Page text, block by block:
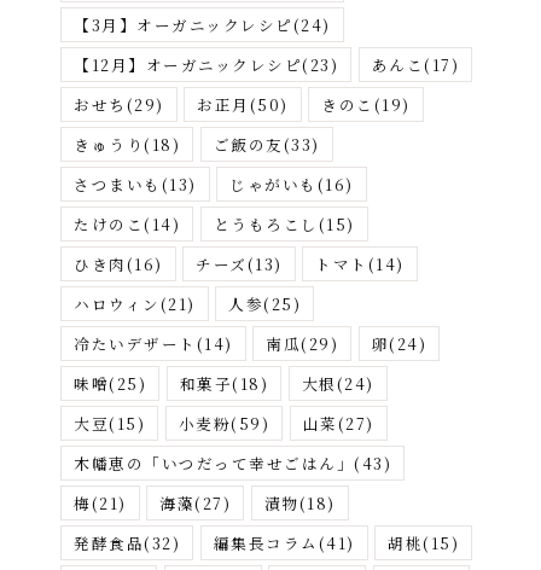
が
す
【3月】オーガニックレシピ(24)
【12月】オーガニックレシピ(23) あんこ(17)
おせち (29) お正月 (50) きのこ (19)
きゅうり (18) ご飯の友(33)
さつまいも (13) じゃがいも (16)
たけのこ(14) とうもろこし (15)
ひき肉(16) チーズ(13) トマト (14)
ハロウィン(21) 人参(25)
冷たいデザート (14) 南瓜(29) 卵(24)
味噌(25) 和菓子(18) 大根(24)
大豆(15) 小麦粉(59) 山菜(27)
木幡恵の「いつだって幸せごはん」 (43)
梅(21) 海藻(27) 漬物(18)
発酵食品(32) 編集長コラム (41) 胡桃(15)